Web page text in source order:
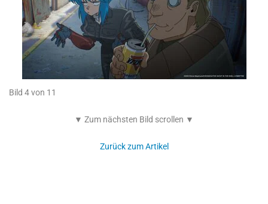
Bild 4 von 11
▼ Zum nächsten Bild scrollen ▼
Zurück zum Artikel